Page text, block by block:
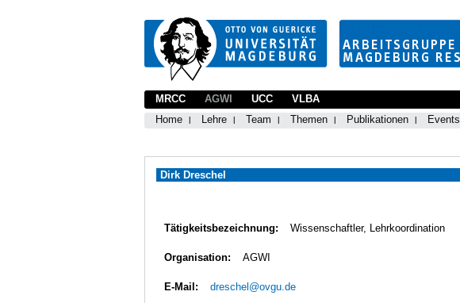
MRCC
AGWI
Home
Lehre Team Themen Publikationen Events
UCC VLBA
Dirk Dreschel
Tätigkeitsbezeichnung: Wissenschaftler, Lehrkoordination
Organisation: AGWI
E-Mail: dreschel@ovgu.de